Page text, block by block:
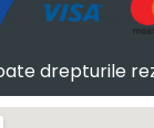
drepturile